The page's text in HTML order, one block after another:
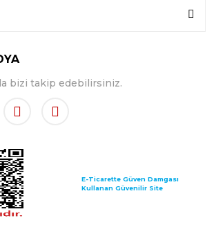
bizi takip edebilirsiniz.
E-Ticarette Güven Damgası
Kullanan Güvenilir Site